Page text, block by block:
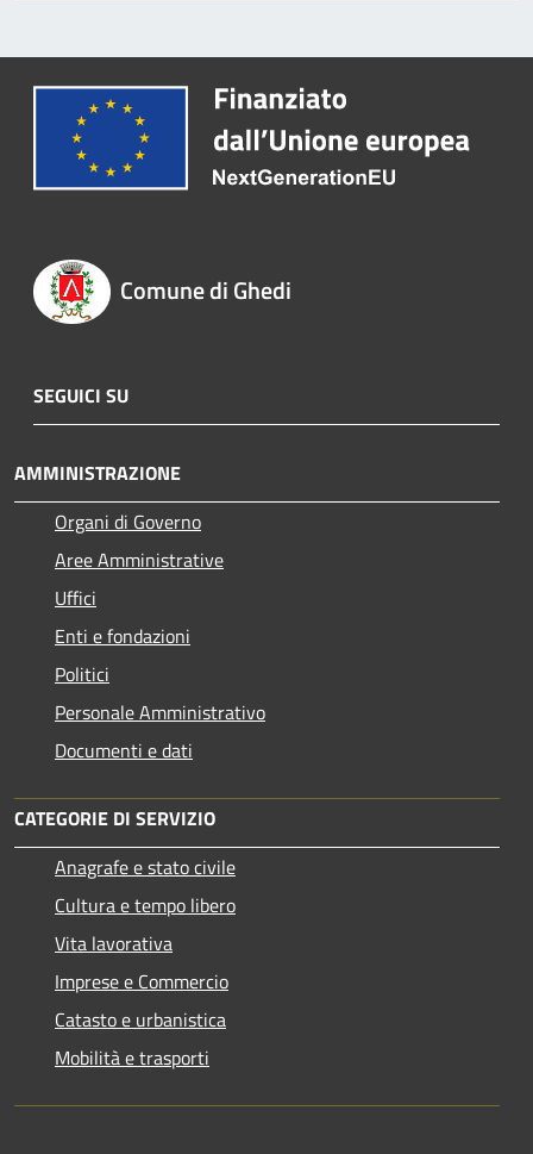
Comune di Ghedi
SEGUICI SU
AMMINISTRAZIONE
Organi di Governo
Aree Amministrative
Uffici
Enti e fondazioni
Politici
Personale Amministrativo
Documenti e dati
CATEGORIE DI SERVIZIO
Anagrafe e stato civile
Cultura e tempo libero
Vita lavorativa
Imprese e Commercio
Catasto e urbanistica
Mobilità e trasporti